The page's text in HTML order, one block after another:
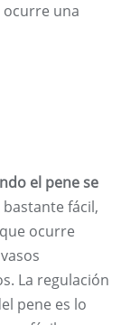
ocurre una
el pene se
bastante fácil,
ocurre
La regulación
pene es lo